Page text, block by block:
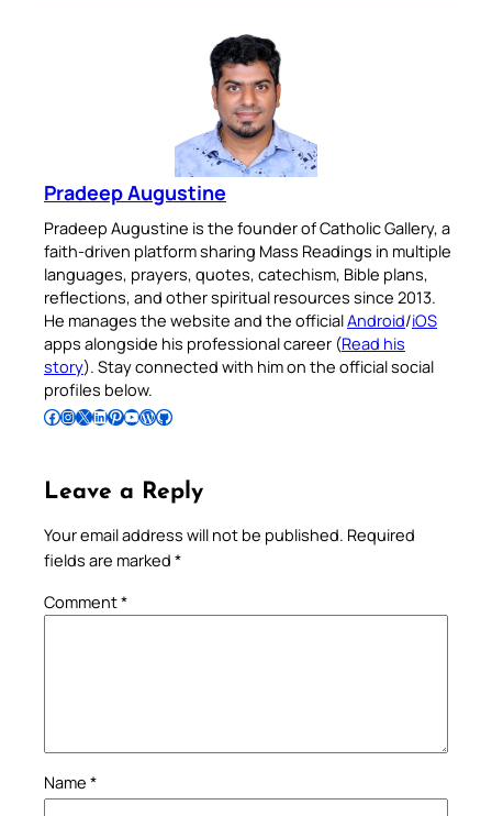
Pradeep Augustine
Pradeep Augustine is the founder of Catholic Gallery, a
faith-driven platform sharing Mass Readings in multiple
languages, prayers, quotes, catechism, Bible plans,
reflections, and other spiritual resources since 2013.
He manages the website and the officialAndroid/iOS
apps alongside his professional career (Read his
story). Stay connected with him on the official social
profiles below.
Follow Pradeep on Facebook Follow Pradeep on InstagramFollow Pradeep on X Follow Pradeep on LinkedIn Follow Pradeep on Pinterest Subscribe to Pradeep’s Youtube Channel Follow Pradeep on WordPress Follow Pradeep on GitHub
Leave a Reply
Your email address will not be published. Required
fields are marked *
Comment*
Name *